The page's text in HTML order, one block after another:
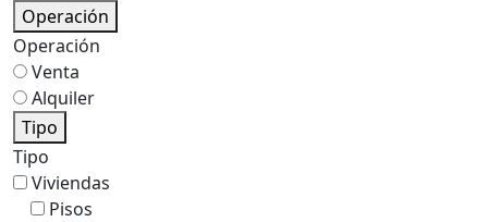
Operación
Operación
Venta
Alquiler
Tipo
Tipo
Viviendas
Pisos